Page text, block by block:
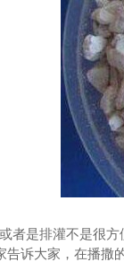
者是排灌不是很方
告诉大家，在播